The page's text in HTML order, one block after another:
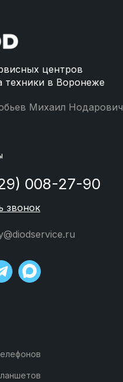
центров
техники в Воронеже
Михаил Нодарович
008-27-90
звонок